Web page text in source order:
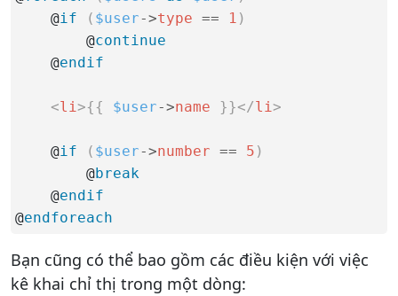
    @
if ( $user->type == 1 )
        @
continue
    @
endif
<li>{{ $user->name }}</li>
    @
if ( $user->number == 5 )
        @
break
    @
endif
@endforeach
Bạn cũng có thể bao gồm các điều kiện với việc
kê khai chỉ thị trong một dòng: